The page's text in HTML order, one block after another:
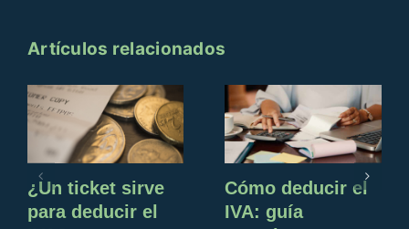
Artículos relacionados
¿Un ticket sirve
para deducir el
Cómo deducir el
IVA: guía